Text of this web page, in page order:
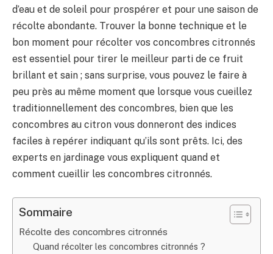
d’eau et de soleil pour prospérer et pour une saison de
récolte abondante. Trouver la bonne technique et le
bon moment pour récolter vos concombres citronnés
est essentiel pour tirer le meilleur parti de ce fruit
brillant et sain ; sans surprise, vous pouvez le faire à
peu près au même moment que lorsque vous cueillez
traditionnellement des concombres, bien que les
concombres au citron vous donneront des indices
faciles à repérer indiquant qu’ils sont prêts. Ici, des
experts en jardinage vous expliquent quand et
comment cueillir les concombres citronnés.
Sommaire
Récolte des concombres citronnés
Quand récolter les concombres citronnés ?